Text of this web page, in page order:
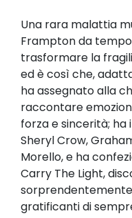
Una rara malattia
Frampton da
trasformare la
ed è così che,
ha assegnato alla
raccontare
forza e sincerità;
Sheryl Crow,
Morello, e ha
Carry The Light,
sorprendentemente
gratificanti di